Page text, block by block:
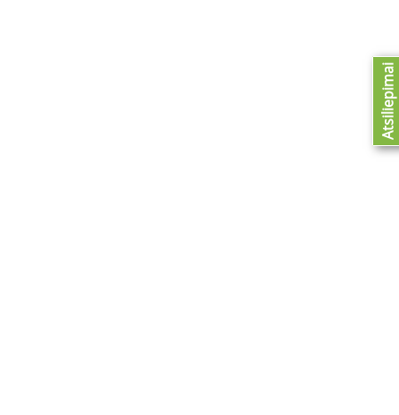
Atsiliepimai